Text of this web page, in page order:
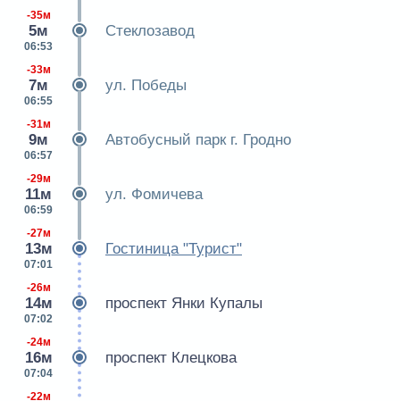
-35м
5м
06:53
Стеклозавод
-33м
7м
06:55
ул. Победы
-31м
9м
06:57
Автобусный парк г. Гродно
-29м
11м
06:59
ул. Фомичева
-27м
13м
07:01
Гостиница "Турист"
-26м
14м
07:02
проспект Янки Купалы
-24м
16м
07:04
проспект Клецкова
-22м